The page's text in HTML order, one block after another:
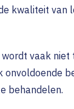
kwaliteit van
vaak
onvoldoende
behandelen.